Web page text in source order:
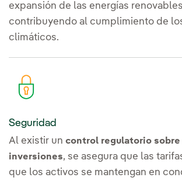
expansión de las energías
contribuyendo al cumplimiento de
climáticos.
Seguridad
Al existir un control regulatorio sobre
inversiones, se asegura que las
que los activos se mantengan en